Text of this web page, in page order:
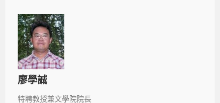
廖學誠
特聘教授兼文學院院長